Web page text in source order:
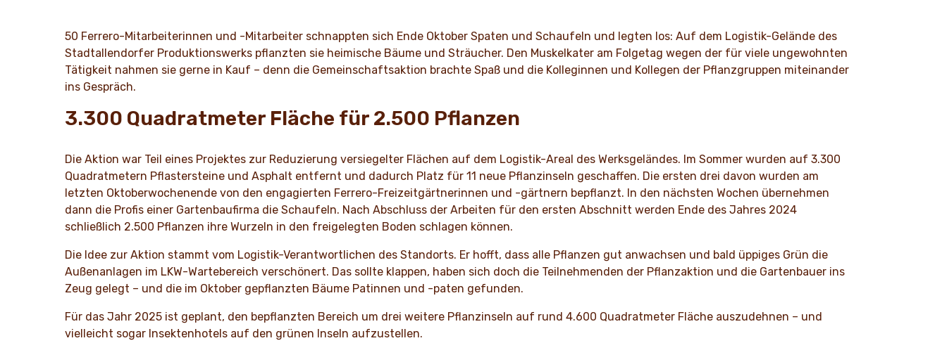
50 Ferrero-Mitarbeiterinnen und -Mitarbeiter schnappten sich Ende Oktober Spaten und Schaufeln und legten los: Auf dem Logistik-Gelände des
Stadtallendorfer Produktionswerks pflanzten sie heimische Bäume und Sträucher. Den Muskelkater am Folgetag wegen der für viele ungewohnten
Tätigkeit nahmen sie gerne in Kauf – denn die Gemeinschaftsaktion brachte Spaß und die Kolleginnen und Kollegen der Pflanzgruppen miteinander
ins Gespräch.
3.300 Quadratmeter Fläche für 2.500 Pflanzen
Die Aktion war Teil eines Projektes zur Reduzierung versiegelter Flächen auf dem Logistik-Areal des Werksgeländes. Im Sommer wurden auf 3.300
Quadratmetern Pflastersteine und Asphalt entfernt und dadurch Platz für 11 neue Pflanzinseln geschaffen. Die ersten drei davon wurden am
letzten Oktoberwochenende von den engagierten Ferrero-Freizeitgärtnerinnen und -gärtnern bepflanzt. In den nächsten Wochen übernehmen
dann die Profis einer Gartenbaufirma die Schaufeln. Nach Abschluss der Arbeiten für den ersten Abschnitt werden Ende des Jahres 2024
schließlich 2.500 Pflanzen ihre Wurzeln in den freigelegten Boden schlagen können.
Die Idee zur Aktion stammt vom Logistik-Verantwortlichen des Standorts. Er hofft, dass alle Pflanzen gut anwachsen und bald üppiges Grün die
Außenanlagen im LKW-Wartebereich verschönert. Das sollte klappen, haben sich doch die Teilnehmenden der Pflanzaktion und die Gartenbauer ins
Zeug gelegt – und die im Oktober gepflanzten Bäume Patinnen und -paten gefunden.
Für das Jahr 2025 ist geplant, den bepflanzten Bereich um drei weitere Pflanzinseln auf rund 4.600 Quadratmeter Fläche auszudehnen – und
vielleicht sogar Insektenhotels auf den grünen Inseln aufzustellen.